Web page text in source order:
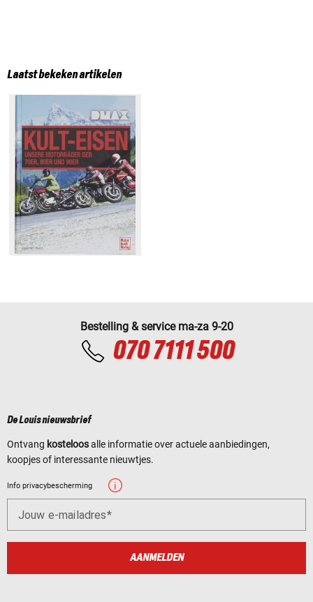
Laatst bekeken artikelen
Bestelling & service ma-za 9-20
070 7111 500
De Louis nieuwsbrief
Ontvang kosteloosalle informatie over actuele aanbiedingen,
koopjes of interessante nieuwtjes.
Info privacybescherming
Jouw e-mailadres
AANMELDEN